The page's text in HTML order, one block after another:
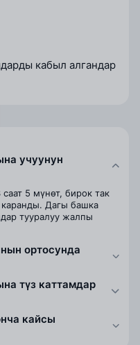
кабыл алгандар
учуунун
5 мүнөт, бирок так
каранды. Дагы башка
тууралуу жалпы
ортосунда
түз каттамдар
кайсы